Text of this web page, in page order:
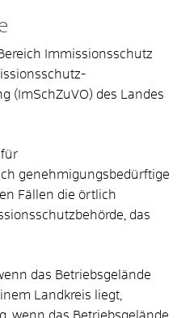
Immissionsschutz
(ImSchZuVO) des Landes
für
genehmigungsbedürftige
Fällen die örtlich
das
das Betriebsgelände
Landkreis liegt,
wenn das Betriebsgelände